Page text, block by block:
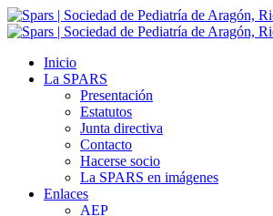
Inicio
La SPARS
Presentación
Estatutos
Junta directiva
Contacto
Hacerse socio
La SPARS en imágenes
Enlaces
AEP